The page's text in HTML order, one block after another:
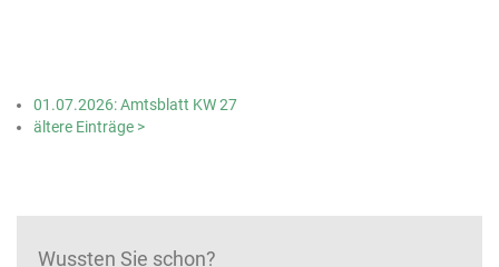
01.07.2026: Amtsblatt KW 27
ältere Einträge >
Wussten Sie schon?